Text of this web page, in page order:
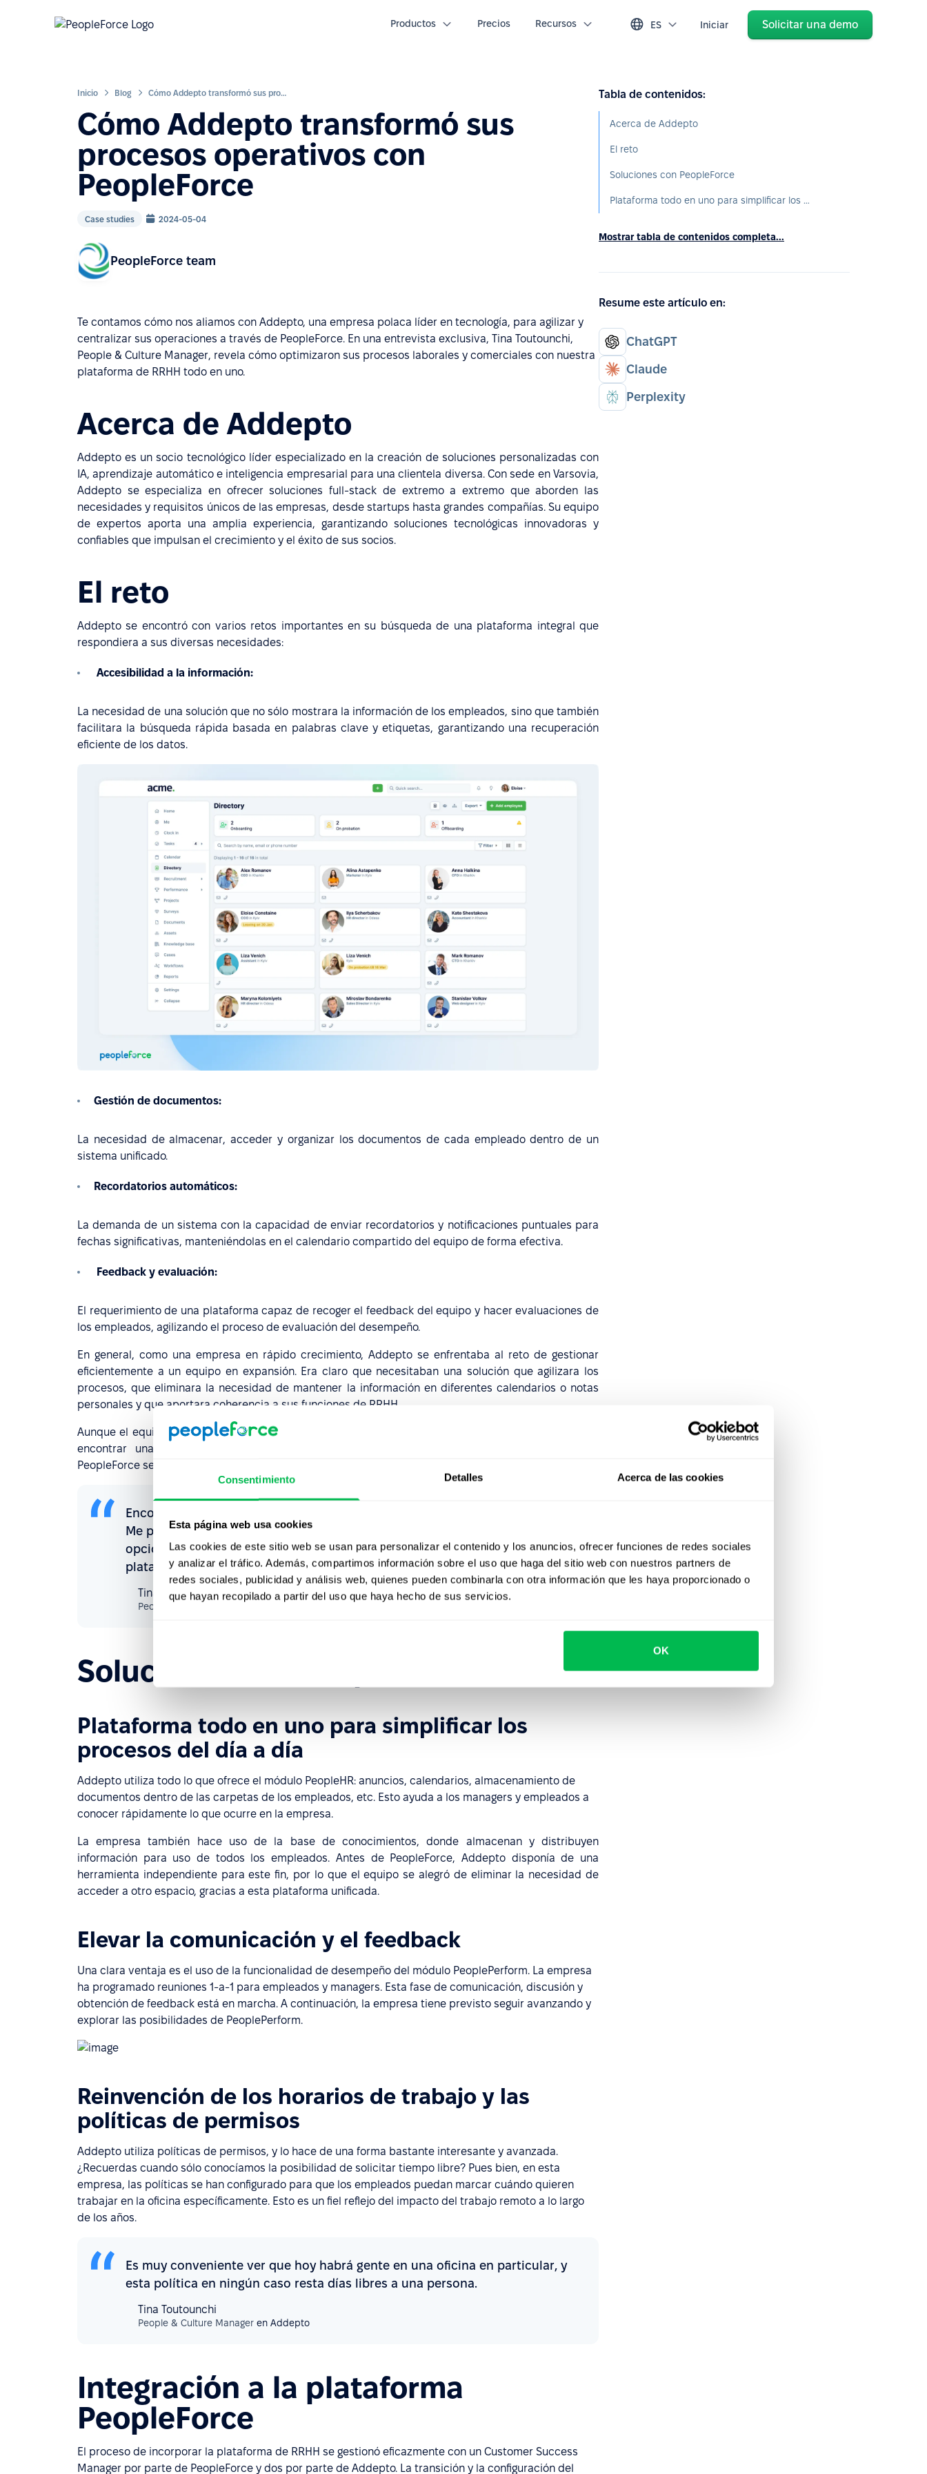
Consentimiento Detalles Acerca de las cookies
Esta página web usa cookies
Las cookies de este sitio web se usan para personalizar el contenido y los anuncios, ofrecer funciones de redes sociales
y analizar el tráfico. Además, compartimos información sobre el uso que haga del sitio web con nuestros partners de
redes sociales, publicidad y análisis web, quienes pueden combinarla con otra información que les haya proporcionado o
que hayan recopilado a partir del uso que haya hecho de sus servicios.
OK
Productos Precios Recursos ES Iniciar Solicitar una demo
Inicio Blog Cómo Addepto transformó sus procesos operativos con PeopleForce
Cómo Addepto transformó sus
procesos operativos con
PeopleForce
Case studies 2024-05-04
PeopleForce team
Te contamos cómo nos aliamos con Addepto, una empresa polaca líder en tecnología, para agilizar y
centralizar sus operaciones a través de PeopleForce. En una entrevista exclusiva, Tina Toutounchi,
People & Culture Manager, revela cómo optimizaron sus procesos laborales y comerciales con nuestra
plataforma de RRHH todo en uno.
Acerca de Addepto
Addepto es un socio tecnológico líder especializado en la creación de soluciones personalizadas con
IA, aprendizaje automático e inteligencia empresarial para una clientela diversa. Con sede en Varsovia,
Addepto se especializa en ofrecer soluciones full-stack de extremo a extremo que aborden las
necesidades y requisitos únicos de las empresas, desde startups hasta grandes compañías. Su equipo
de expertos aporta una amplia experiencia, garantizando soluciones tecnológicas innovadoras y
confiables que impulsan el crecimiento y el éxito de sus socios.
El reto
Addepto se encontró con varios retos importantes en su búsqueda de una plataforma integral que
respondiera a sus diversas necesidades:
Accesibilidad a la información:
La necesidad de una solución que no sólo mostrara la información de los empleados, sino que también
facilitara la búsqueda rápida basada en palabras clave y etiquetas, garantizando una recuperación
eficiente de los datos.
Gestión de documentos:
La necesidad de almacenar, acceder y organizar los documentos de cada empleado dentro de un
sistema unificado.
Recordatorios automáticos:
La demanda de un sistema con la capacidad de enviar recordatorios y notificaciones puntuales para
fechas significativas, manteniéndolas en el calendario compartido del equipo de forma efectiva.
Feedback y evaluación:
El requerimiento de una plataforma capaz de recoger el feedback del equipo y hacer evaluaciones de
los empleados, agilizando el proceso de evaluación del desempeño.
En general, como una empresa en rápido crecimiento, Addepto se enfrentaba al reto de gestionar
eficientemente a un equipo en expansión. Era claro que necesitaban una solución que agilizara los
procesos, que eliminara la necesidad de mantener la información en diferentes calendarios o notas
personales y que aportara coherencia a sus funciones de RRHH.
Aunque el equipo había estado utilizando ciertas herramientas para el control de ausencias, querían
encontrar una única plataforma que pudiera consolidar y simplificar estos procesos diarios.
PeopleForce se reveló como un excelente asistente en este sentido.
Encontramos PeopleForce a través de una investigación de mercado habitual.
Me puse en contacto con compañeros y amigos de otras empresas y exploré
opciones en línea; así fue como determinamos que PeopleForce era la
plataforma más óptima en la que podemos confiar.
Tina Toutounchi
People & Culture Manager
Soluciones con PeopleForce
Plataforma todo en uno para simplificar los
procesos del día a día
Addepto utiliza todo lo que ofrece el módulo PeopleHR: anuncios, calendarios, almacenamiento de
documentos dentro de las carpetas de los empleados, etc. Esto ayuda a los managers y empleados a
conocer rápidamente lo que ocurre en la empresa.
La empresa también hace uso de la base de conocimientos, donde almacenan y distribuyen
información para uso de todos los empleados. Antes de PeopleForce, Addepto disponía de una
herramienta independiente para este fin, por lo que el equipo se alegró de eliminar la necesidad de
acceder a otro espacio, gracias a esta plataforma unificada.
Elevar la comunicación y el feedback
Una clara ventaja es el uso de la funcionalidad de desempeño del módulo PeoplePerform. La empresa
ha programado reuniones 1-a-1 para empleados y managers. Esta fase de comunicación, discusión y
obtención de feedback está en marcha. A continuación, la empresa tiene previsto seguir avanzando y
explorar las posibilidades de PeoplePerform.
Reinvención de los horarios de trabajo y las
políticas de permisos
Addepto utiliza políticas de permisos, y lo hace de una forma bastante interesante y avanzada.
¿Recuerdas cuando sólo conocíamos la posibilidad de solicitar tiempo libre? Pues bien, en esta
empresa, las políticas se han configurado para que los empleados puedan marcar cuándo quieren
trabajar en la oficina específicamente. Esto es un fiel reflejo del impacto del trabajo remoto a lo largo
de los años.
Es muy conveniente ver que hoy habrá gente en una oficina en particular, y
esta política en ningún caso resta días libres a una persona.
Tina Toutounchi
People & Culture Manager en Addepto
Integración a la plataforma
PeopleForce
El proceso de incorporar la plataforma de RRHH se gestionó eficazmente con un Customer Success
Manager por parte de PeopleForce y dos por parte de Addepto. La transición y la configuración del
Tabla de contenidos:
Acerca de Addepto
El reto
Soluciones con PeopleForce
Plataforma todo en uno para simplificar los procesos del día a día
Mostrar tabla de contenidos completa...
Resume este artículo en:
ChatGPT
Claude
Perplexity